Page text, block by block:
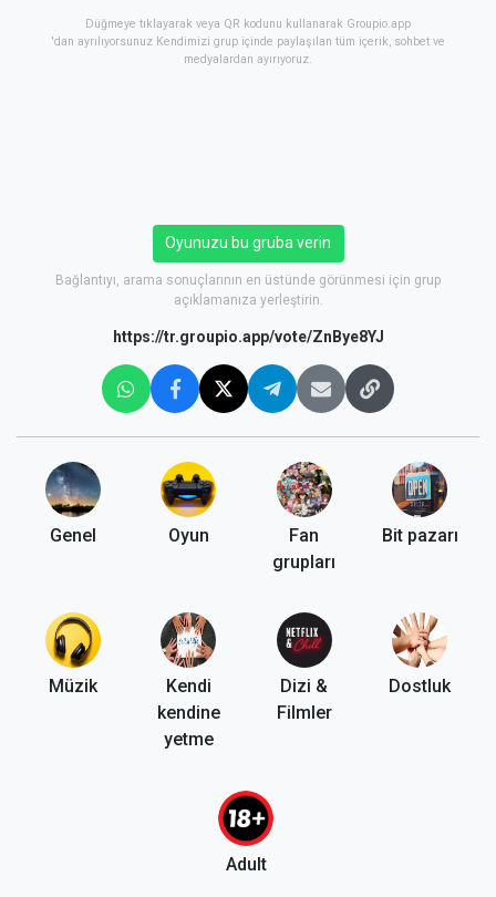
Düğmeye tıklayarak veya QR kodunu kullanarak Groupio.app
'dan ayrılıyorsunuz Kendimizi grup içinde paylaşılan tüm içerik, sohbet ve
medyalardan ayırıyoruz.
Oyunuzu bu gruba verin
Bağlantıyı, arama sonuçlarının en üstünde görünmesi için grup
açıklamanıza yerleştirin.
https://tr.groupio.app/vote/ZnBye8YJ
Genel Oyun
Fan
grupları
Bit pazarı
Müzik
Kendi
kendine
yetme
Dizi &
Filmler
Dostluk
Adult